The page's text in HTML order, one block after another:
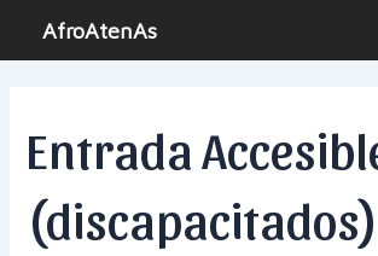
AfroAtenAs
Entrada
(discapacitados)